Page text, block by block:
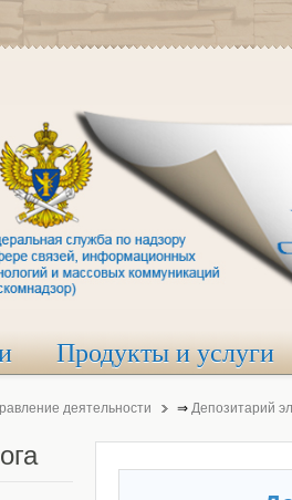
Продукты и услуги
деятельности ⇒ Депозитарий